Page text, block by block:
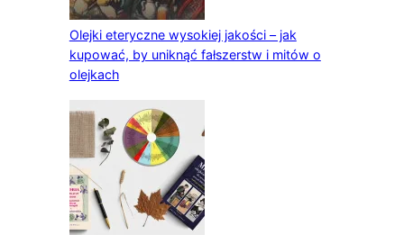
Olejki eteryczne wysokiej jakości – jak
kupować, by uniknąć fałszerstw i mitów o
olejkach